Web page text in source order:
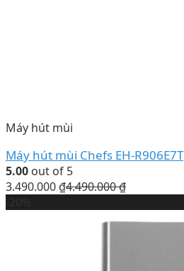
Máy hút mùi
Máy hút mùi Chefs EH-R906E7T
5.00 out of 5
3.490.000 ₫4.490.000₫